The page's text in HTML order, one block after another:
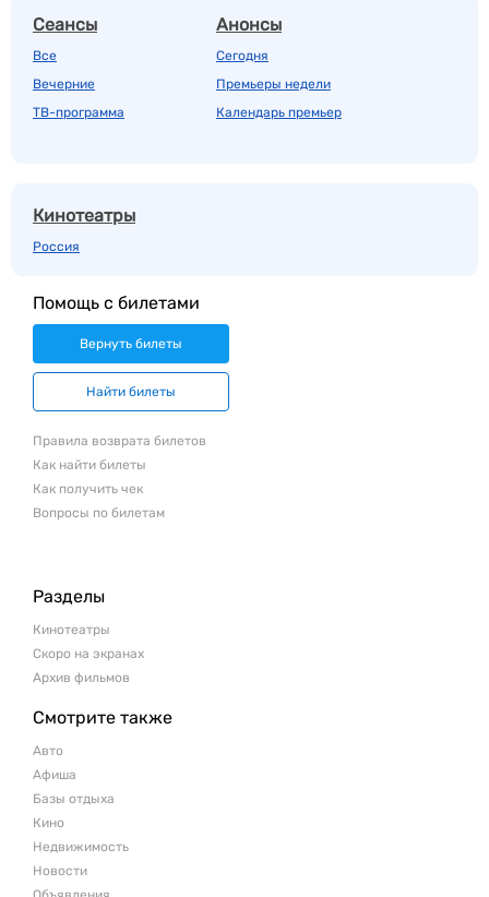
Сеансы
Все
Вечерние
ТВ-программа
Анонсы
Сегодня
Премьеры недели
Календарь премьер
Кинотеатры
Россия
Помощь с билетами
Вернуть билеты
Найти билеты
Правила возврата билетов
Как найти билеты
Как получить чек
Вопросы по билетам
Разделы
Кинотеатры
Скоро на экранах
Архив фильмов
Смотрите также
Авто
Афиша
Базы отдыха
Кино
Недвижимость
Новости